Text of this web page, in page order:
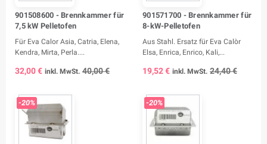
901508600 - Brennkammer für
7,5 kW Pelletofen
Für Eva Calor Asia, Catria, Elena,
Kendra, Mirta, Perla....
32,00 € inkl. MwSt. 40,00 €
901571700 - Brennkammer für
8-kW-Pelletofen
Aus Stahl. Ersatz für Eva Calòr
Elsa, Enrica, Enrico, Kali,...
19,52 € inkl. MwSt. 24,40 €
-20% -20%